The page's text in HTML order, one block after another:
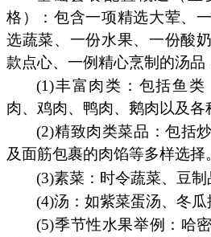
格）：包含一项精选大荤、
选蔬菜、一份水果、一份酸
款点心、一例精心烹制的汤品
(1)丰富肉类：包括鱼
肉、鸡肉、鸭肉、鹅肉以及各
(2)精致肉类菜品：包括
及面筋包裹的肉馅等多样选择
(3)素菜：时令蔬菜、豆制
(4)汤：如紫菜蛋汤、冬瓜
(5)季节性水果举例：哈